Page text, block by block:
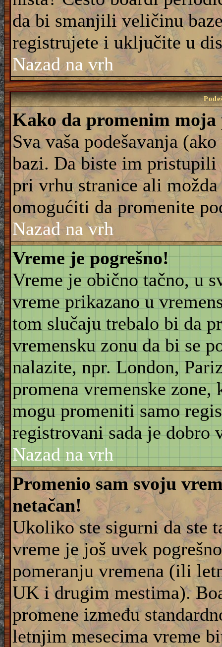
da bi smanjili veličinu
registrujete i uključite u
Nazad na vrh
Kako da promenim moja
Sva vaša podešavanja
bazi. Da biste im
pri vrhu stranice ali
omogućiti da promenite
Nazad na vrh
Vreme je pogrešno!
Vreme je obično tačno, u
vreme prikazano u
tom slučaju trebalo bi da
vremensku zonu da bi se
nalazite, npr. London,
promena vremenske zone,
mogu promeniti samo
registrovani sada je dobro
Nazad na vrh
Promenio sam svoju
netačan!
Ukoliko ste sigurni da ste
vreme je još uvek
pomeranju vremena (ili
UK i drugim mestima).
promene između
letnjim mesecima vreme